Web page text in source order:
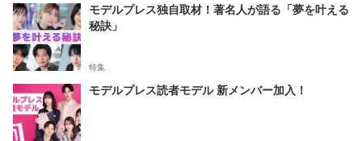
モデルプレス独自取材！著名人が語る「夢を叶える
秘訣」
特集
モデルプレス読者モデル 新メンバー加入！